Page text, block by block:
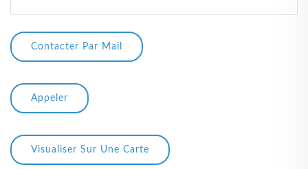
Contacter Par Mail
Appeler
Visualiser Sur Une Carte